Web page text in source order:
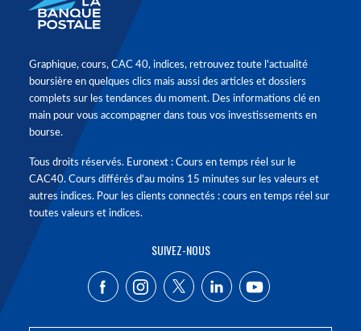
Graphique, cours, CAC 40, indices, retrouvez toute l'actualité
boursière en quelques clics mais aussi des articles et dossiers
complets sur les tendances du moment. Des informations clé en
main pour vous accompagner dans tous vos investissements en
bourse.
Tous droits réservés. Euronext : Cours en temps réel sur le
CAC40. Cours différés d'au moins 15 minutes sur les valeurs et
autres indices. Pour les clients connectés : cours en temps réel sur
toutes valeurs et indices.
SUIVEZ-NOUS